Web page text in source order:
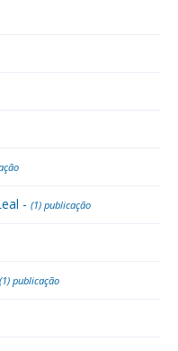
- (1) publicação
(1) publicação